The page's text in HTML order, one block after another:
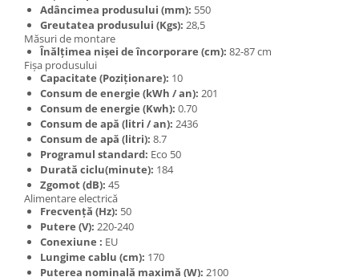
Adâncimea produsului (mm): 550
Greutatea produsului (Kgs): 28,5
Măsuri de montare
Înălțimea nișei de încorporare (cm): 82-87 cm
Fișa produsului
Capacitate (Poziţionare): 10
Consum de energie (kWh / an): 201
Consum de energie (Kwh): 0.70
Consum de apă (litri / an): 2436
Consum de apă (litri): 8.7
Programul standard: Eco 50
Durată ciclu(minute): 184
Zgomot (dB): 45
Alimentare electrică
Frecvență (Hz): 50
Putere (V): 220-240
Conexiune : EU
Lungime cablu (cm): 170
Puterea nominală maximă (W): 2100